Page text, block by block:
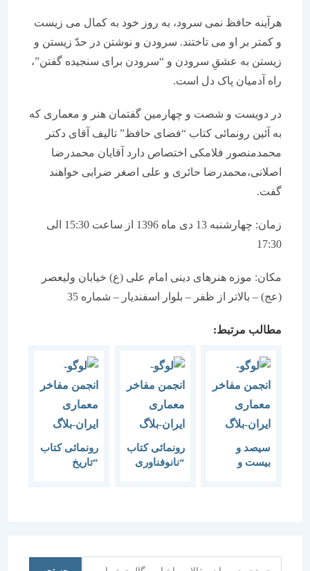
هرآینه حافظ نمی سرود، به روز خود به کمال می زیست
و کمتر بر او می تاختند. سرودن و نوشتن در حدّ زیستن و
زیستن به عشقِ سرودن و “سرودن برای سنجیده گفتن”،
راه آدمیان پاک دل است.
در دویست و شصت و چهارمین گفتمان هنر و معماری که
به آئین رونمائی کتاب “فضای حافظ” تالیف آقای دکتر
محمدمنصور فلامکی اختصاص دارد آقایان محمدرضا
اصلانی،محمدرضا حائری و علی اصغر ضرابی خواهند
زمان: چهارشنبه 13 دی ماه 1396 از ساعت 15:30 الی
مکان: موزه هنرهای دینی امام علی (ع) خیابان ولیعصر
(عج) – بالاتر از ظفر – بلوار اسفندیار – شماره 35
مطالب مرتبط:
سیصد و
بیست و
رونمائی کتاب
“نانوفناوری
رونمائی کتاب